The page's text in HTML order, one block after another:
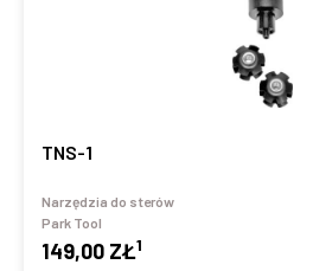
TNS-1
Narzędzia do sterów
Park Tool
149,00 ZŁ1